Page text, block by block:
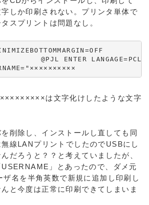
しか印刷されない。プリンタ単体で
スプリントは問題なし。
は文字化けしたような文字
削除し、インストールし直しても同
線LANプリントでしたのでUSBにし
だろうと？？と考えていましたが、
」とあったので、ダメ元
名を半角英数で新規に追加し印刷し
と今度は正常に印刷できてしまいま